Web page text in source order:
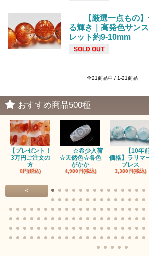
【厳選一点もの
る輝き｜高発色サン
レット約9-10mm
SOLD OUT
全21商品中 / 1-21商品
おすすめ商品500種
【プレゼント！
3万円ご注文の
方
0円(税込)
☆希少入荷
☆天然色☆各色
がかか
4,980円(税込)
【10年
価格】ラリマ
ブレス
3,380円(税込)
<